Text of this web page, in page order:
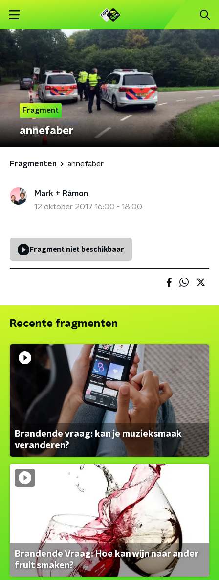
Fragment
annefaber
Fragmenten annefaber
Mark + Rámon
12 oktober 2017 16:00 - 18:00
Fragment niet beschikbaar
Recente fragmenten
Brandende vraag: kan je muzieksmaak
veranderen?
Brandende Vraag: Hoe kan wijn naar ander
fruit smaken?